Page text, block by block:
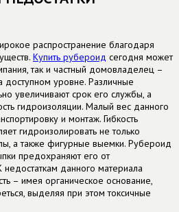
распространение благодаря
Купить рубероид сегодня может
так и частный домовладелец –
доступном уровне. Различные
увеличивают срок его службы, а
гидроизоляции. Малый вес данного
и монтаж. Гибкость
гидроизолировать не только
а также фигурные выемки. Рубероид
предохраняют его от
данного материала
– имея органическое основание,
выделяя при этом токсичные